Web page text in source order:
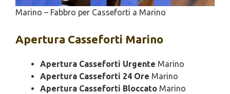
Marino – Fabbro per Casseforti a Marino
Apertura Casseforti Marino
Apertura Casseforti Urgente Marino
Apertura Casseforti 24 Ore Marino
Apertura Casseforti Bloccato Marino